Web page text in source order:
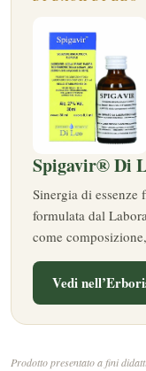
Spigavir® Di
Sinergia di
formulata dal
come
Vedi
Prodotto presentato a fini